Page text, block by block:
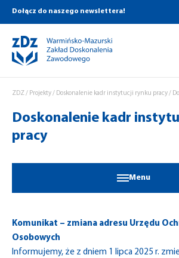
Dołącz do naszego newslettera!
ZDZ/ Projekty/ Doskonalenie kadr instytucji rynku pracy/
Doskonalenie kadr
pracy
Menu
Komunikat – zmiana adresu Urzędu
Osobowych
Informujemy, że z dniem 1 lipca 2025 r.